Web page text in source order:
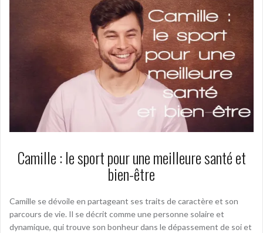
Camille : le sport pour une meilleure santé et
bien-être
Camille se dévoile en partageant ses traits de caractère et son
parcours de vie. Il se décrit comme une personne solaire et
dynamique, qui trouve son bonheur dans le dépassement de soi et